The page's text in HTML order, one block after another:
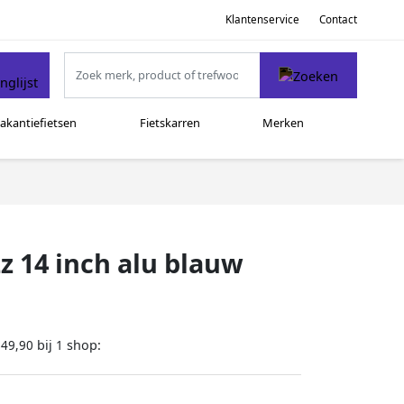
Klantenservice Contact
Fietskarren Merken
14 inch alu blauw
bij 1 shop: